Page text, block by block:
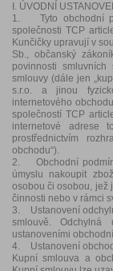
I. ÚVODNÍ
1. Tyto obchodní
společnosti TCP
Kunčičky upravují v
Sb., občanský
povinnosti
smlouvy (dále jen
s.r.o. a jinou
internetového
společností TCP
internetové adrese
prostřednictvím
obchodu“).
2. Obchodní
úmyslu nakoupit
osobou či osobou, jež
činnosti nebo v rámci
3. Ustanovení
smlouvě.
ustanoveními
4. Ustanovení
Kupní smlouva a